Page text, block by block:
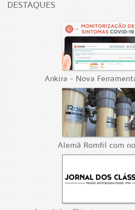
DESTAQUES
Ankira - Nova
Alemã Romfil com